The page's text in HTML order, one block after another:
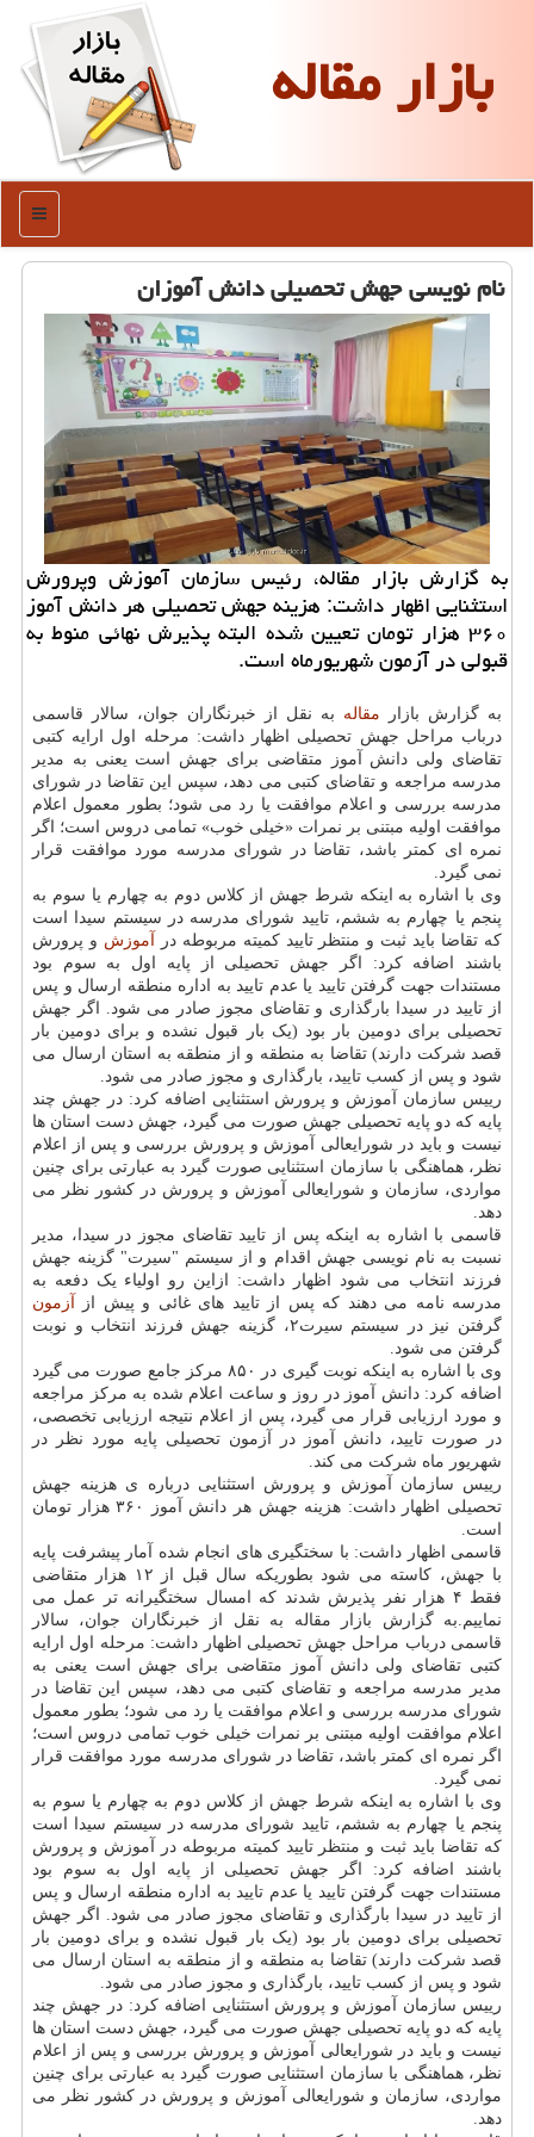
بازار مقاله
منو
نام نویسی جهش تحصیلی دانش آموزان
به گزارش بازار مقاله، رئیس سازمان آموزش وپرورش
استثنایی اظهار داشت: هزینه جهش تحصیلی هر دانش آموز
۳۶۰ هزار تومان تعیین شده البته پذیرش نهائی منوط به
قبولی در آزمون شهریورماه است.
به گزارش بازار مقاله به نقل از خبرنگاران جوان، سالار قاسمی
درباب مراحل جهش تحصیلی اظهار داشت: مرحله اول ارایه کتبی
تقاضای ولی دانش آموز متقاضی برای جهش است یعنی به مدیر
مدرسه مراجعه و تقاضای کتبی می دهد، سپس این تقاضا در شورای
مدرسه بررسی و اعلام موافقت یا رد می شود؛ بطور معمول اعلام
موافقت اولیه مبتنی بر نمرات «خیلی خوب» تمامی دروس است؛ اگر
نمره ای کمتر باشد، تقاضا در شورای مدرسه مورد موافقت قرار
نمی گیرد.
وی با اشاره به اینکه شرط جهش از کلاس دوم به چهارم یا سوم به
پنجم یا چهارم به ششم، تایید شورای مدرسه در سیستم سیدا است
که تقاضا باید ثبت و منتظر تایید کمیته مربوطه در
آموزش و پرورش
باشند اضافه کرد: اگر جهش تحصیلی از پایه اول به سوم بود
مستندات جهت گرفتن تایید یا عدم تایید به اداره منطقه ارسال و پس
از تایید در سیدا بارگذاری و تقاضای مجوز صادر می شود. اگر جهش
تحصیلی برای دومین بار بود (یک بار قبول نشده و برای دومین بار
قصد شرکت دارند) تقاضا به منطقه و از منطقه به استان ارسال می
شود و پس از کسب تایید، بارگذاری و مجوز صادر می شود.
رییس سازمان آموزش و پرورش استثنایی اضافه کرد: در جهش چند
پایه که دو پایه تحصیلی جهش صورت می گیرد، جهش دست استان ها
نیست و باید در شورایعالی آموزش و پرورش بررسی و پس از اعلام
نظر، هماهنگی با سازمان استثنایی صورت گیرد به عبارتی برای چنین
مواردی، سازمان و شورایعالی آموزش و پرورش در کشور نظر می
دهد.
قاسمی با اشاره به اینکه پس از تایید تقاضای مجوز در سیدا، مدیر
نسبت به نام نویسی جهش اقدام و از سیستم "سیرت" گزینه جهش
فرزند انتخاب می شود اظهار داشت: ازاین رو اولیاء یک دفعه به
مدرسه نامه می دهند که پس از تایید های غائی و پیش از
آزمون
گرفتن نیز در سیستم سیرت۲، گزینه جهش فرزند انتخاب و نوبت
گرفتن می شود.
وی با اشاره به اینکه نوبت گیری در ۸۵۰ مرکز جامع صورت می گیرد
اضافه کرد: دانش آموز در روز و ساعت اعلام شده به مرکز مراجعه
و مورد ارزیابی قرار می گیرد، پس از اعلام نتیجه ارزیابی تخصصی،
در صورت تایید، دانش آموز در آزمون تحصیلی پایه مورد نظر در
شهریور ماه شرکت می کند.
رییس سازمان آموزش و پرورش استثنایی درباره ی هزینه جهش
تحصیلی اظهار داشت: هزینه جهش هر دانش آموز ۳۶۰ هزار تومان
است.
قاسمی اظهار داشت: با سختگیری های انجام شده آمار پیشرفت پایه
با جهش، کاسته می شود بطوریکه سال قبل از ۱۲ هزار متقاضی
فقط ۴ هزار نفر پذیرش شدند که امسال سختگیرانه تر عمل می
نماییم.به گزارش بازار مقاله به نقل از خبرنگاران جوان، سالار
قاسمی درباب مراحل جهش تحصیلی اظهار داشت: مرحله اول ارایه
کتبی تقاضای ولی دانش آموز متقاضی برای جهش است یعنی به
مدیر مدرسه مراجعه و تقاضای کتبی می دهد، سپس این تقاضا در
شورای مدرسه بررسی و اعلام موافقت یا رد می شود؛ بطور معمول
اعلام موافقت اولیه مبتنی بر نمرات خیلی خوب تمامی دروس است؛
اگر نمره ای کمتر باشد، تقاضا در شورای مدرسه مورد موافقت قرار
نمی گیرد.
وی با اشاره به اینکه شرط جهش از کلاس دوم به چهارم یا سوم به
پنجم یا چهارم به ششم، تایید شورای مدرسه در سیستم سیدا است
که تقاضا باید ثبت و منتظر تایید کمیته مربوطه در آموزش و پرورش
باشند اضافه کرد: اگر جهش تحصیلی از پایه اول به سوم بود
مستندات جهت گرفتن تایید یا عدم تایید به اداره منطقه ارسال و پس
از تایید در سیدا بارگذاری و تقاضای مجوز صادر می شود. اگر جهش
تحصیلی برای دومین بار بود (یک بار قبول نشده و برای دومین بار
قصد شرکت دارند) تقاضا به منطقه و از منطقه به استان ارسال می
شود و پس از کسب تایید، بارگذاری و مجوز صادر می شود.
رییس سازمان آموزش و پرورش استثنایی اضافه کرد: در جهش چند
پایه که دو پایه تحصیلی جهش صورت می گیرد، جهش دست استان ها
نیست و باید در شورایعالی آموزش و پرورش بررسی و پس از اعلام
نظر، هماهنگی با سازمان استثنایی صورت گیرد به عبارتی برای چنین
مواردی، سازمان و شورایعالی آموزش و پرورش در کشور نظر می
دهد.